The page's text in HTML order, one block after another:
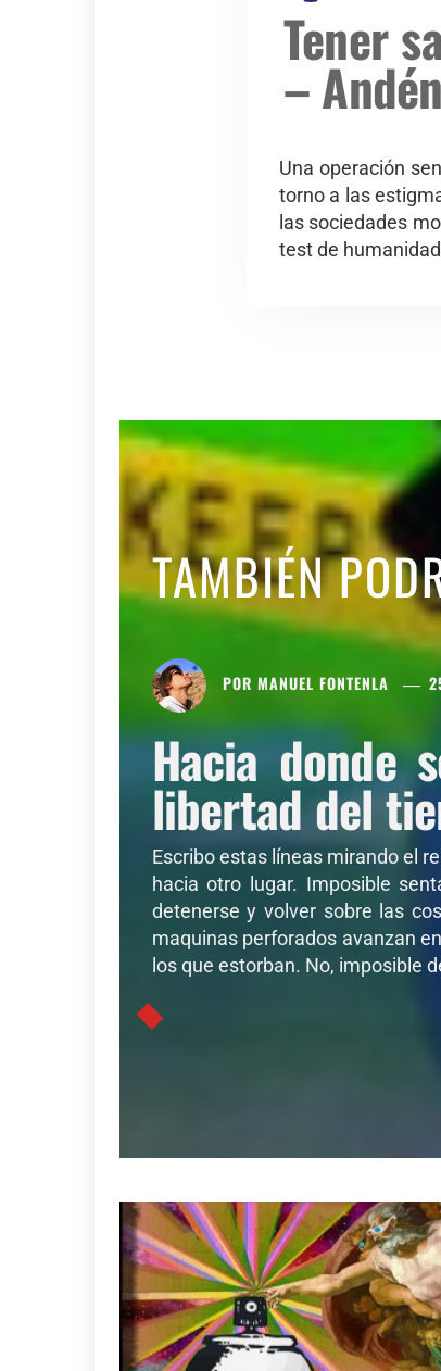
Tener
–
Una operación
torno a las
las sociedades
test de
TAMBIÉN
POR MANUEL FONTENLA
Hacia donde
libertad del
Escribo estas líneas mirando el
hacia otro lugar. Imposible
detenerse y volver sobre las
maquinas perforados avanzan
los que estorban. No, imposible